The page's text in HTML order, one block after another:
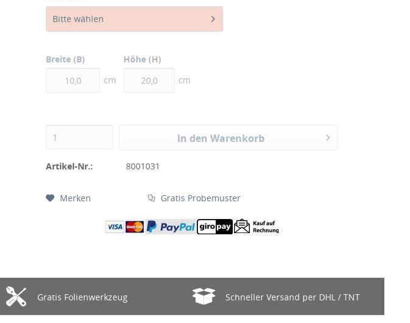
Bitte wählen
Breite (B)
cm
Höhe (H)
cm
In den Warenkorb
Artikel-Nr.: 8001031
Merken Gratis Probemuster
Gratis Folienwerkzeug Schneller Versand per DHL / TNT